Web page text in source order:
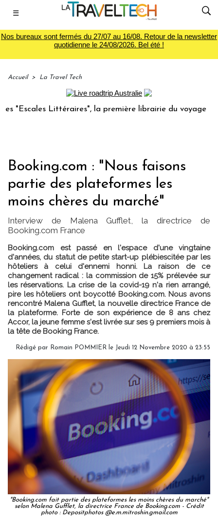
☰
Nos bureaux sont fermés du 27/07 au 16/08. Retour de la newsletter
quotidienne le 24/08/2026. Bel été !
Accueil > La Travel Tech
la première librairie du voyage Le groupe
Booking.com : "Nous faisons
partie des plateformes les
moins chères du marché"
Interview de Malena Gufflet, la directrice de
Booking.com France
Booking.com est passé en l'espace d'une vingtaine
d'années, du statut de petite start-up plébiescitée par les
hôteliers à celui d'ennemi honni. La raison de ce
changement radical : la commission de 15% prélevée sur
les réservations. La crise de la covid-19 n'a rien arrangé,
pire les hôteliers ont boycotté Booking.com. Nous avons
rencontré Malena Gufflet, la nouvelle directrice France de
la plateforme. Forte de son expérience de 8 ans chez
Accor, la jeune femme s'est livrée sur ses 9 premiers mois à
la tête de Booking France.
Rédigé par Romain POMMIER le Jeudi 12 Novembre 2020 à 23:55
"Booking.com fait partie des plateformes les moins chères du marché"
selon Malena Gufflet, la directrice France de Booking.com - Crédit
photo : Depositphotos @e.m.mitroshin.gmail.com